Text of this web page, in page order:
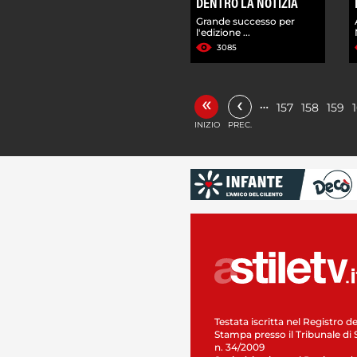
DENTRO LA NOTIZIA
Grande successo per
l'edizione ...
3085
«
INIZIO
‹
PREC.
… 157 158 159
Testata iscritta nel Registro
Stampa presso il Tribunale di
n. 34/2009